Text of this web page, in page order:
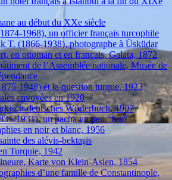
au début du XXe siècle
1968), un officier français turcophile
T. (1866-1938), photographe à Üsküdar
en ottoman et en français, Galata, 1872
de l’Assemblée nationale, Musée de
1948) et la question turque, 1923
envoyées en 1920
deutsches Wörterbuch, 1907
1931), un pacha un peu "fou"
en noir et blanc, 1956
des alévis-bektaşis
Turquie, 1942
Karte von Klein-Asien, 1854
d’une famille de Constantinople,